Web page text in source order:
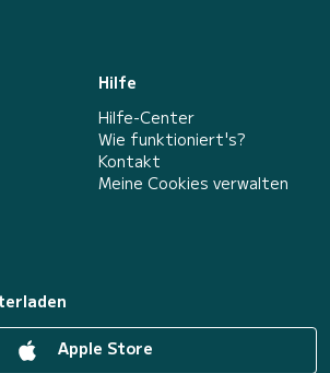
Hilfe
Hilfe-Center
Wie funktioniert's?
Kontakt
Meine Cookies verwalten
Apple Store